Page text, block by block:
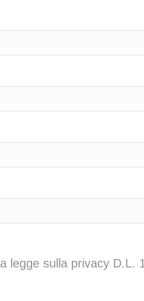
legge sulla privacy D.L.